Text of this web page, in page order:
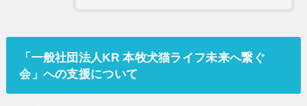
「一般社団法人KR 本牧犬猫ライフ未来へ繋ぐ
会」への支援について